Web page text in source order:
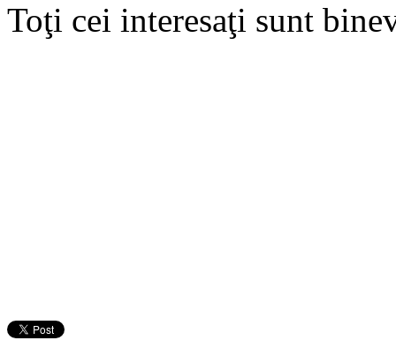
Toţi cei interesaţi sunt